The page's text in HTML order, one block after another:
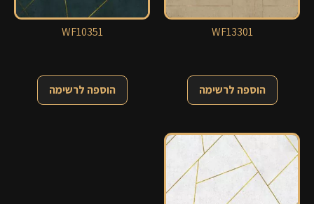
WF13301
הוספה לרשימה
WF10351
הוספה לרשימה